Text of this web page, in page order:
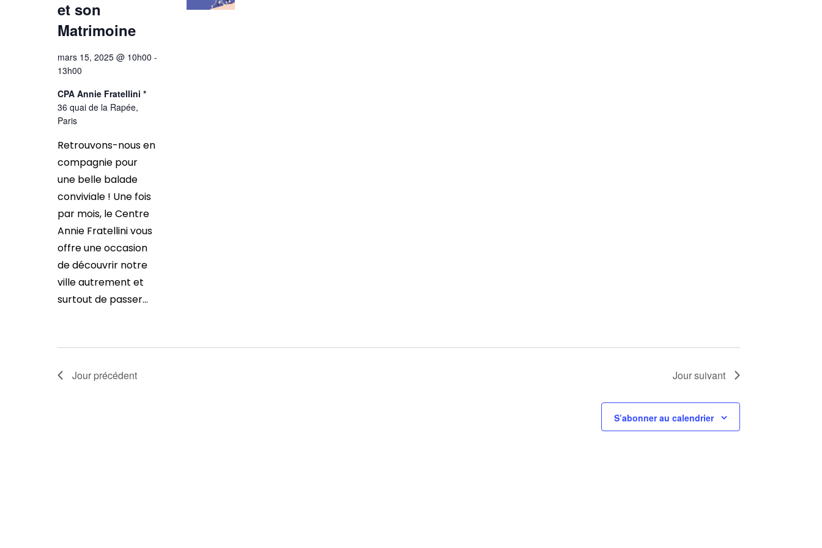
et son
Matrimoine
mars 15, 2025 @ 10h00 -
13h00
CPA Annie Fratellini *
36 quai de la Rapée,
Paris
Retrouvons-nous en
compagnie pour
une belle balade
conviviale ! Une fois
par mois, le Centre
Annie Fratellini vous
offre une occasion
de découvrir notre
ville autrement et
surtout de passer...
Jour précédent Jour suivant
S’abonner au calendrier